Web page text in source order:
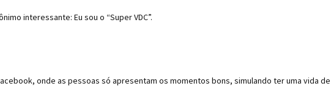
interessante: Eu sou o “Super VDC”.
onde as pessoas só apresentam os momentos bons, simulando ter uma vida de